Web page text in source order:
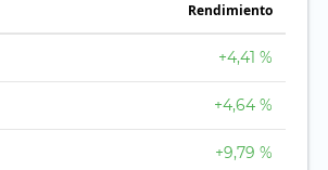
Rendimiento
+4,41 %
+4,64 %
+9,79 %